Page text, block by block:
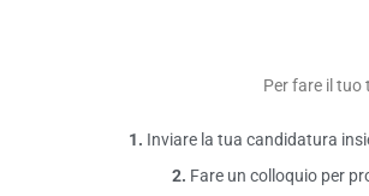
Per fare il tuo
1. Inviare la tua candidatura
2. Fare un colloquio per